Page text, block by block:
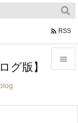


 RSS
グ版】